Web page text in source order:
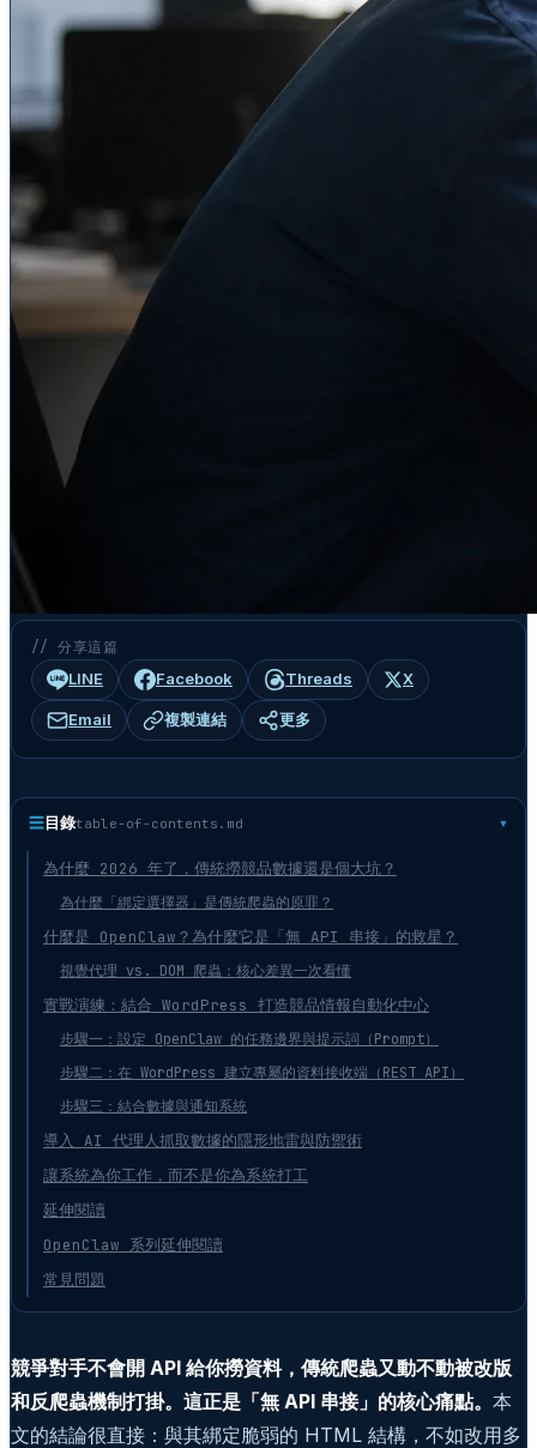
// 分享這篇
LINE Facebook Threads X
Email 複製連結 更多
☰目錄table-of-contents.md
為什麼 2026 年了，傳統撈競品數據還是個大坑？
為什麼「綁定選擇器」是傳統爬蟲的原罪？
什麼是 OpenClaw？為什麼它是「無 API 串接」的救星？
視覺代理 vs. DOM 爬蟲：核心差異一次看懂
實戰演練：結合 WordPress 打造競品情報自動化中心
步驟一：設定 OpenClaw 的任務邊界與提示詞（Prompt）
步驟二：在 WordPress 建立專屬的資料接收端（REST API）
步驟三：結合數據與通知系統
導入 AI 代理人抓取數據的隱形地雷與防禦術
讓系統為你工作，而不是你為系統打工
延伸閱讀
OpenClaw 系列延伸閱讀
常見問題
競爭對手不會開 API 給你撈資料，傳統爬蟲又動不動被改版
和反爬蟲機制打掛。這正是「無 API 串接」的核心痛點。 本
文的結論很直接：與其綁定脆弱的 HTML 結構，不如改用多